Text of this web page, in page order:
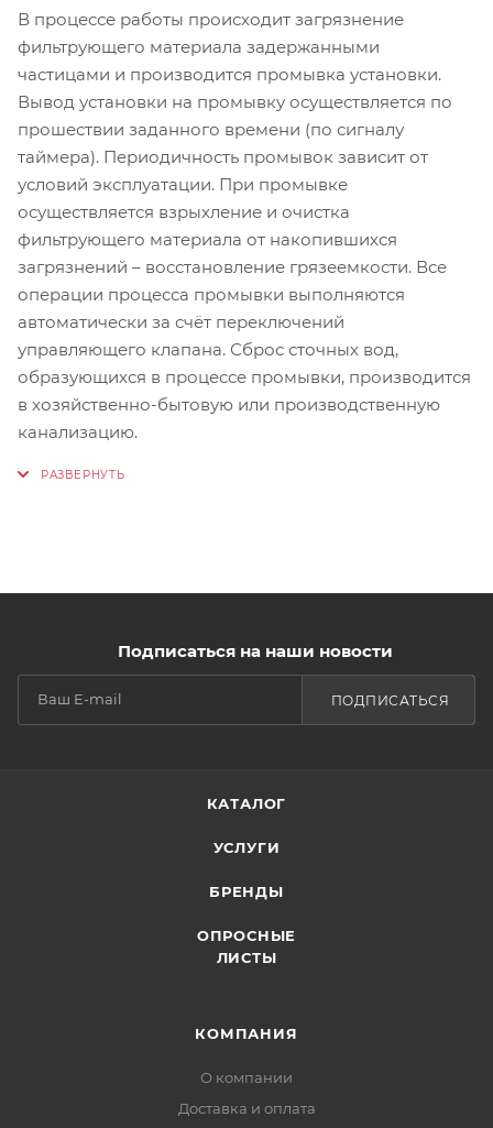
В процессе работы происходит загрязнение
фильтрующего материала задержанными
частицами и производится промывка установки.
Вывод установки на промывку осуществляется по
прошествии заданного времени (по сигналу
таймера). Периодичность промывок зависит от
условий эксплуатации. При промывке
осуществляется взрыхление и очистка
фильтрующего материала от накопившихся
загрязнений – восстановление грязеемкости. Все
операции процесса промывки выполняются
автоматически за счёт переключений
управляющего клапана. Сброс сточных вод,
образующихся в процессе промывки, производится
в хозяйственно-бытовую или производственную
канализацию.
Подписаться на наши новости
ПОДПИСАТЬСЯ
КАТАЛОГ
УСЛУГИ
БРЕНДЫ
ОПРОСНЫЕ
ЛИСТЫ
КОМПАНИЯ
О компании
Доставка и оплата